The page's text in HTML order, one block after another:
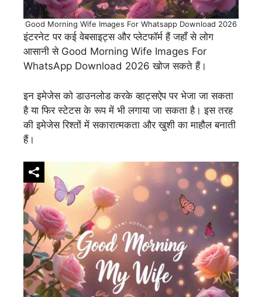
Good Morning Wife Images For Whatsapp Download 2026
इंटरनेट पर कई वेबसाइट्स और प्लेटफॉर्म हैं जहाँ से लोग
आसानी से Good Morning Wife Images For
WhatsApp Download 2026 खोज सकते हैं।
इन इमेजेस को डाउनलोड करके व्हाट्सऐप पर भेजा जा सकता
है या फिर स्टेटस के रूप में भी लगाया जा सकता है। इस तरह
की इमेजेस रिश्तों में सकारात्मकता और खुशी का माहौल बनाती
हैं।